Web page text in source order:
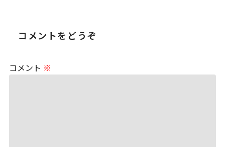
コメントをどうぞ
コメント ※